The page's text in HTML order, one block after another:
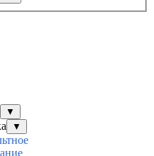
▼
▼